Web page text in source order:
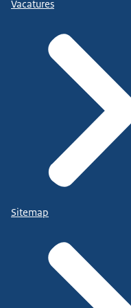
Vacatures
Sitemap